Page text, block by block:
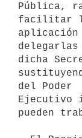
Pública,
facilitar
aplicación
delegarlas
dicha
del Poder
Ejecutivo
pueden